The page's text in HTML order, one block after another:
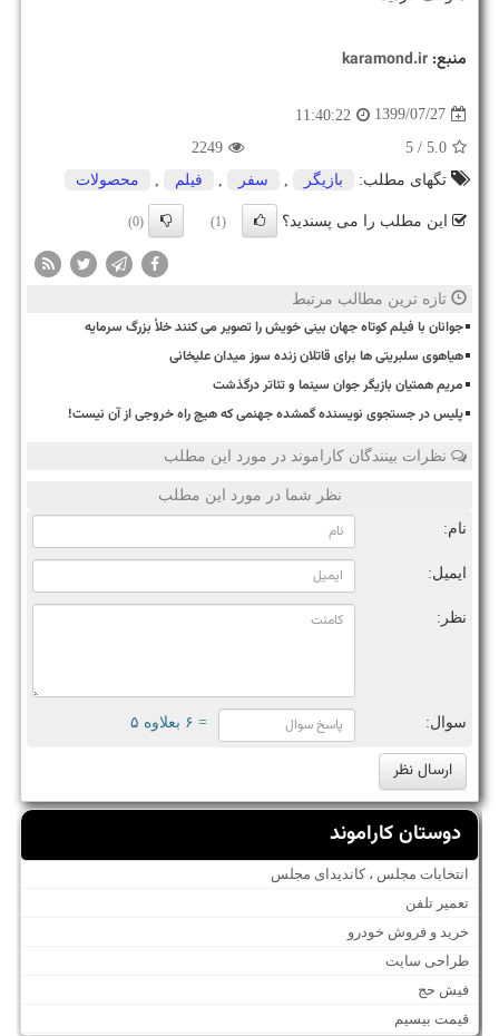
منبع: karamond.ir
1399/07/27
11:40:22
5.0
/ 5
2249
تگهای مطلب:
بازیگر , سفر , فیلم , محصولات
این مطلب را می پسندید؟ (1)
(0)
تازه ترین مطالب مرتبط
جوانان با فیلم کوتاه جهان بینی خویش را تصویر می کنند خلأ بزرگ سرمایه
هیاهوی سلبریتی ها برای قاتلان زنده سوز میدان علیخانی
مریم همتیان بازیگر جوان سینما و تئاتر درگذشت
پلیس در جستجوی نویسنده گمشده جهنمی که هیچ راه خروجی از آن نیست!
نظرات بینندگان کاراموند در مورد این مطلب
نظر شما در مورد این مطلب
نام:
ایمیل:
نظر:
سوال: = ۶ بعلاوه ۵
دوستان کاراموند
انتخابات مجلس ، کاندیدای مجلس
تعمیر تلفن
خرید و فروش خودرو
طراحی سایت
فیش حج
قیمت بیسیم